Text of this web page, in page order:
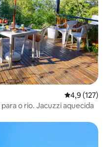
4,9 de uma
4,9 (127)
o rio. Jacuzzi aquecida